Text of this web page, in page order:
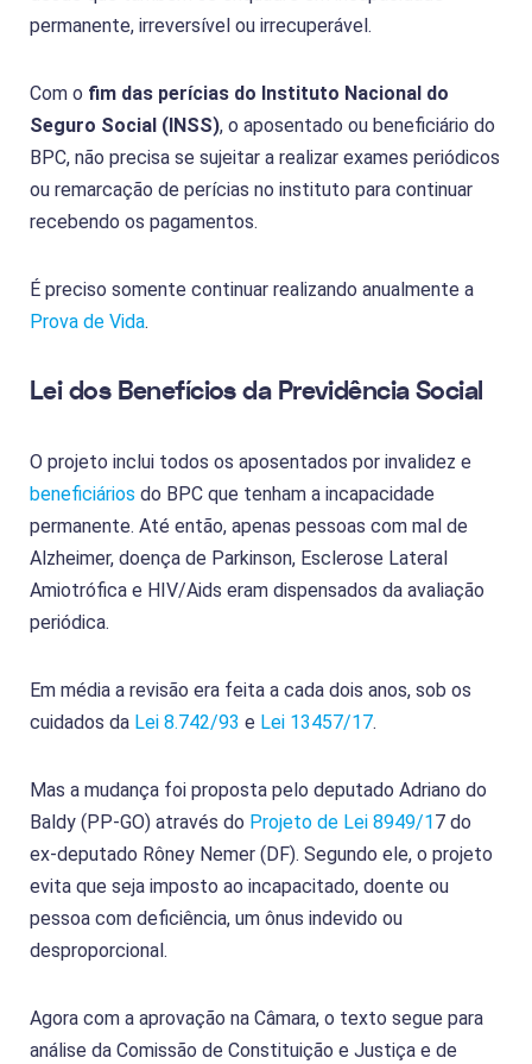
permanente, irreversível ou irrecuperável.
Com o fim das perícias do Instituto Nacional do
Seguro Social (INSS), o aposentado ou beneficiário do
BPC, não precisa se sujeitar a realizar exames periódicos
ou remarcação de perícias no instituto para continuar
recebendo os pagamentos.
É preciso somente continuar realizando anualmente a
Prova de Vida.
Lei dos Benefícios da Previdência Social
O projeto inclui todos os aposentados por invalidez e
beneficiários do BPC que tenham a incapacidade
permanente. Até então, apenas pessoas com mal de
Alzheimer, doença de Parkinson, Esclerose Lateral
Amiotrófica e HIV/Aids eram dispensados da avaliação
periódica.
Em média a revisão era feita a cada dois anos, sob os
cuidados da Lei 8.742/93 e Lei 13457/17.
Mas a mudança foi proposta pelo deputado Adriano do
Baldy (PP-GO) através do Projeto de Lei 8949/17 do
ex-deputado Rôney Nemer (DF). Segundo ele, o projeto
evita que seja imposto ao incapacitado, doente ou
pessoa com deficiência, um ônus indevido ou
desproporcional.
Agora com a aprovação na Câmara, o texto segue para
análise da Comissão de Constituição e Justiça e de